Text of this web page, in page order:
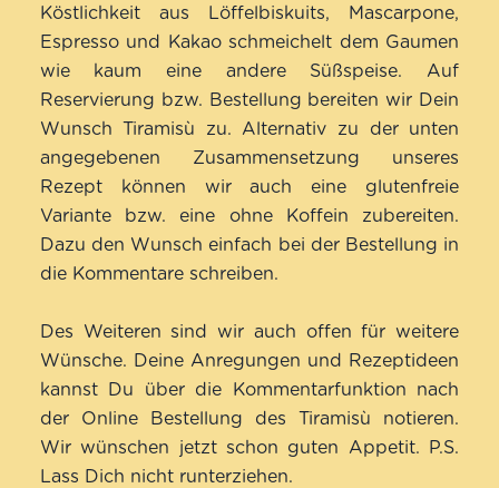
Köstlichkeit aus Löffelbiskuits, Mascarpone,
Espresso und Kakao schmeichelt dem Gaumen
wie kaum eine andere Süßspeise. Auf
Reservierung bzw. Bestellung bereiten wir Dein
Wunsch Tiramisù zu. Alternativ zu der unten
angegebenen Zusammensetzung unseres
Rezept können wir auch eine glutenfreie
Variante bzw. eine ohne Koffein zubereiten.
Dazu den Wunsch einfach bei der Bestellung in
die Kommentare schreiben.
Des Weiteren sind wir auch offen für weitere
Wünsche. Deine Anregungen und Rezeptideen
kannst Du über die Kommentarfunktion nach
der Online Bestellung des Tiramisù notieren.
Wir wünschen jetzt schon guten Appetit. P.S.
Lass Dich nicht runterziehen.